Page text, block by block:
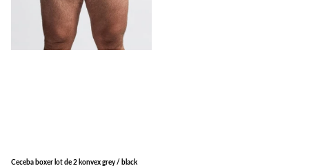
Ceceba boxer lot de 2 konvex grey / black